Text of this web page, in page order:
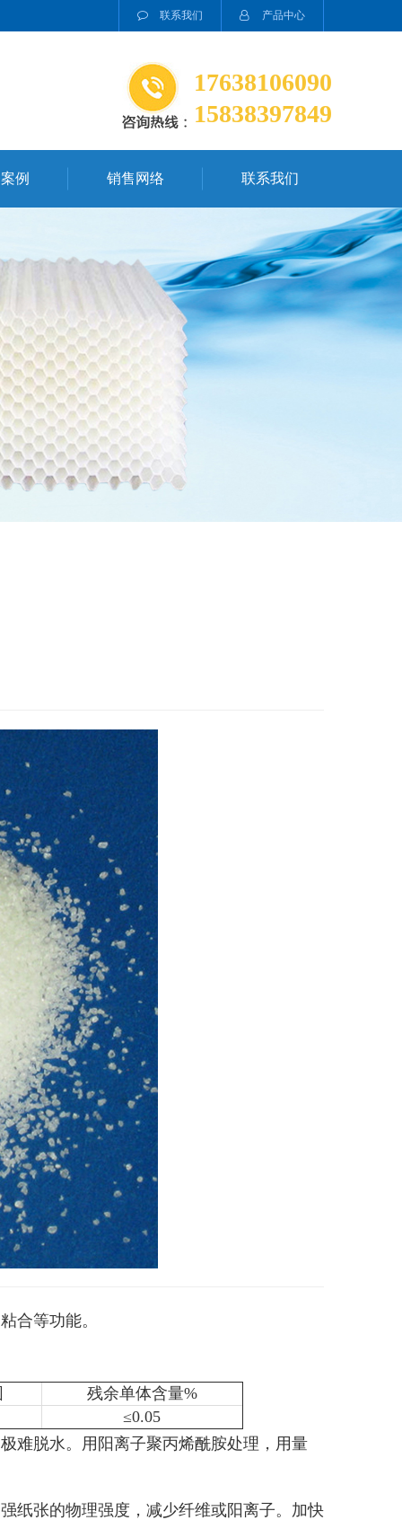
产品中心
联系我们
17638106090
15838397849
例 销售网络 联系我们
合等功能。
残余单体含量%
≤0.05
难脱水。用阳离子聚丙烯酰胺处理，用量
纸张的物理强度，减少纤维或阳离子。加快